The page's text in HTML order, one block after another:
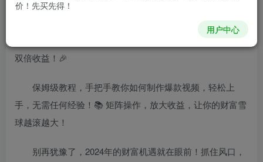
只需十分钟，一个视频就能让你实现单日收益超500
元！💰 不仅如此，一个视频还能带来两份收益，双倍快乐，
双倍收益！🎉
保姆级教程，手把手教你如何制作爆款视频，轻松上
手，无需任何经验！📚 矩阵操作，放大收益，让你的财富雪
球越滚越大！
别再犹豫了，2024年的财富机遇就在眼前！抓住风口，
价！先买先得！
用户中心